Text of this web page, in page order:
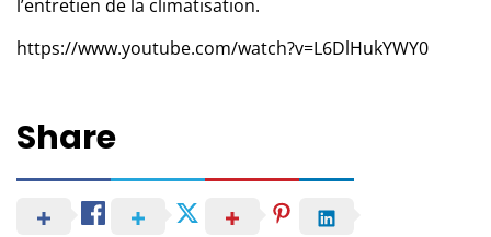
l’entretien de la climatisation.
https://www.youtube.com/watch?v=L6DlHukYWY0
Share